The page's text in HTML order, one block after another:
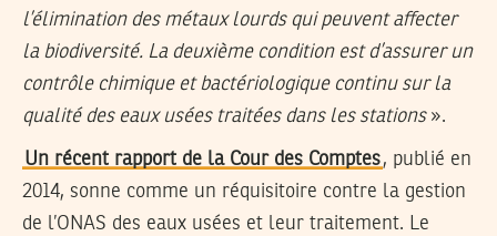
l’élimination des métaux lourds qui peuvent affecter
la biodiversité. La deuxième condition est d’assurer un
contrôle chimique et bactériologique continu sur la
qualité des eaux usées traitées dans les stations».
Un récent rapport de la Cour des Comptes, publié en
2014, sonne comme un réquisitoire contre la gestion
de l’ONAS des eaux usées et leur traitement. Le